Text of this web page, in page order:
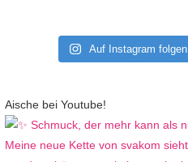
Auf Instagram folgen
Aische bei Youtube!